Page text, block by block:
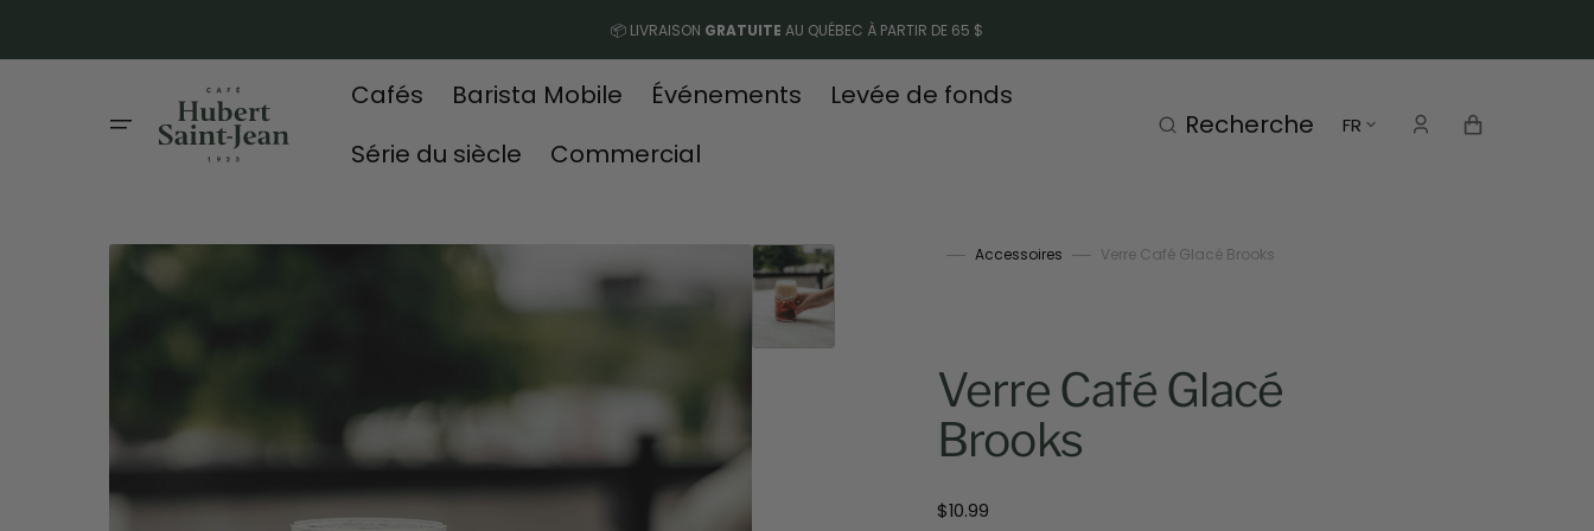
📦 LIVRAISON GRATUITE AU QUÉBEC À PARTIR DE 65 $
Cafés Barista Mobile Événements
Levée de fonds
Série du siècle
Commercial
Recherche FR Panier
Accessoires Verre Café Glacé Brooks
Verre Café Glacé
Brooks
Prix
$10.99